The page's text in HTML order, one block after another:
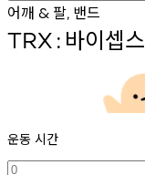
어깨 & 팔, 밴드
TRX: 바이셉스
운동 시간